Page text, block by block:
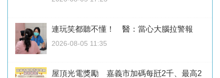
連玩笑都聽不懂！ 醫：當心大腦拉警報
2026-08-05 11:35
屋頂光電獎勵 嘉義市加碼每瓩2千、最高2